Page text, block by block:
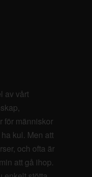
av vårt
för människor
kul. Men att
och ofta är
att gå ihop.